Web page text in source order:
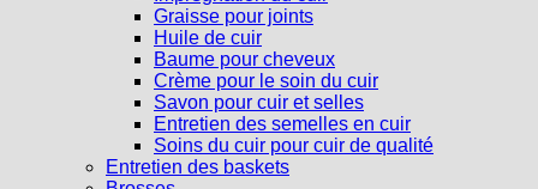
Graisse pour joints
Huile de cuir
Baume pour cheveux
Crème pour le soin du cuir
Savon pour cuir et selles
Entretien des semelles en cuir
Soins du cuir pour cuir de qualité
Entretien des baskets